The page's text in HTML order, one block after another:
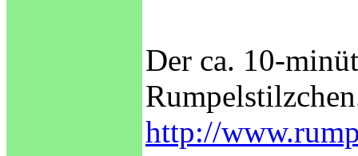
Der ca. 10-
http://